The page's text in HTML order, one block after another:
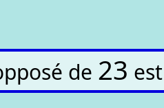
de 23 est